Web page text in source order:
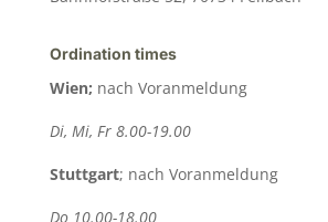
Ordination times
Wien; nach Voranmeldung
Di, Mi, Fr 8.00-19.00
Stuttgart; nach Voranmeldung
Do 10.00-18.00